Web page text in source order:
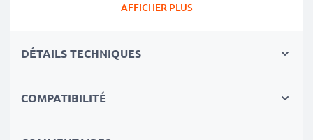
caméras on fait l'objet de contrôles de qualité stricts
de les dépasser.
AFFICHER PLUS
DÉTAILS TECHNIQUES
COMPATIBILITÉ